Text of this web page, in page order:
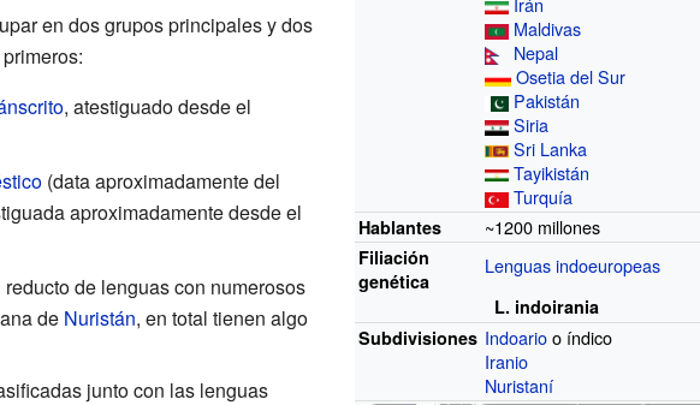
Maldivas
Nepal
Osetia del Sur
Pakistán
Siria
Sri Lanka
Tayikistán
Turquía
Hablantes ~1200 millones
Filiación
genética
Lenguas indoeuropeas
L. indoirania
Subdivisiones Indoarioo índico
Iranio
Nuristaní
en dos grupos principales y dos
, atestiguado desde el
(data aproximadamente del
aproximadamente desde el
de lenguas con numerosos
de Nuristán, en total tienen algo
junto con las lenguas